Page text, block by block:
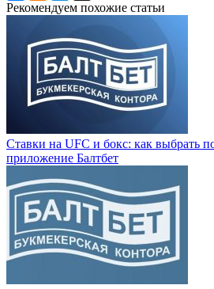
Рекомендуем похожие статьи
Ставки на UFC и бокс: как выбрать
приложение Балтбет